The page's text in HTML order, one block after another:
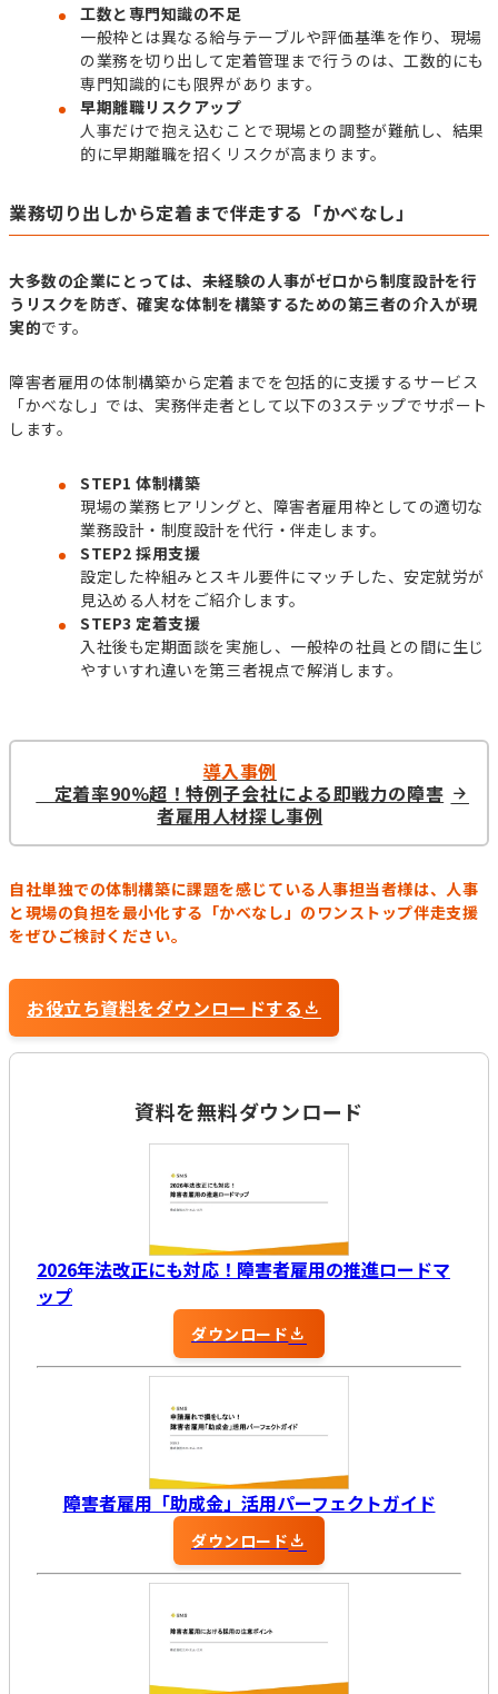
工数と専門知識の不足
一般枠とは異なる給与テーブルや評価基準を作り、現場
の業務を切り出して定着管理まで行うのは、工数的にも
専門知識的にも限界があります。
早期離職リスクアップ
人事だけで抱え込むことで現場との調整が難航し、結果
的に早期離職を招くリスクが高まります。
業務切り出しから定着まで伴走する「かべなし」
大多数の企業にとっては、未経験の人事がゼロから制度設計を行
うリスクを防ぎ、確実な体制を構築するための第三者の介入が現
実的です。
障害者雇用の体制構築から定着までを包括的に支援するサービス
「かべなし」では、実務伴走者として以下の3ステップでサポート
します。
STEP1 体制構築
現場の業務ヒアリングと、障害者雇用枠としての適切な
業務設計・制度設計を代行・伴走します。
STEP2 採用支援
設定した枠組みとスキル要件にマッチした、安定就労が
見込める人材をご紹介します。
STEP3 定着支援
入社後も定期面談を実施し、一般枠の社員との間に生じ
やすいすれ違いを第三者視点で解消します。
導入事例
定着率90%超！特例子会社による即戦力の障害
者雇用人材探し事例
自社単独での体制構築に課題を感じている人事担当者様は、人事
と現場の負担を最小化する「かべなし」のワンストップ伴走支援
をぜひご検討ください。
お役立ち資料をダウンロードする
資料を無料ダウンロード
2026年法改正にも対応！障害者雇用の推進ロードマ
ップ
ダウンロード
障害者雇用「助成金」活用パーフェクトガイド
ダウンロード